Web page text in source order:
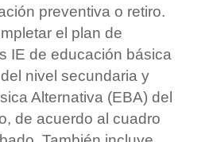
preventiva o retiro.
el plan de
IE de educación básica
nivel secundaria y
Alternativa (EBA) del
de acuerdo al cuadro